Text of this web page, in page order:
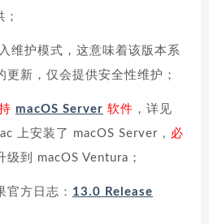
维护模式，这意味着该版本系
更新，仅会提供安全性维护；
macOS Server 软件 ，详见
上安装了 macOS Server， 必
级到 macOS Ventura；
官方日志： 13.0 Release